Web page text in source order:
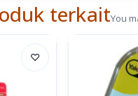
terkaitYou
♡